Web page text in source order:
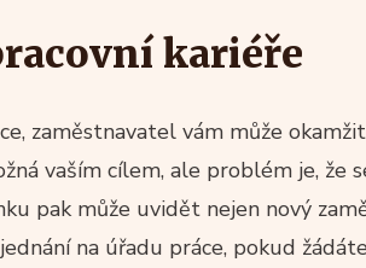
kariéře
zaměstnavatel vám může
vaším cílem, ale problém je, že
pak může uvidět nejen nový
na úřadu práce, pokud